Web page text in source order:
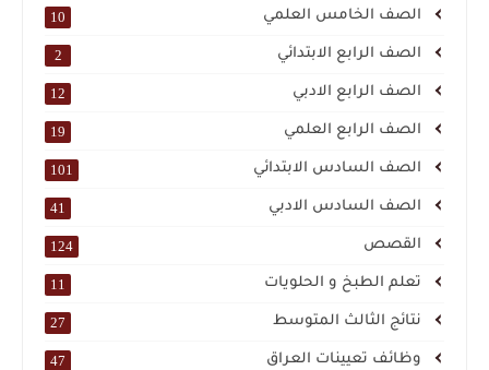
الصف الخامس العلمي 10
الصف الرابع الابتدائي 2
الصف الرابع الادبي 12
الصف الرابع العلمي 19
الصف السادس الابتدائي 101
الصف السادس الادبي 41
القصص 124
تعلم الطبخ و الحلويات 11
نتائج الثالث المتوسط 27
وظائف تعيينات العراق 47